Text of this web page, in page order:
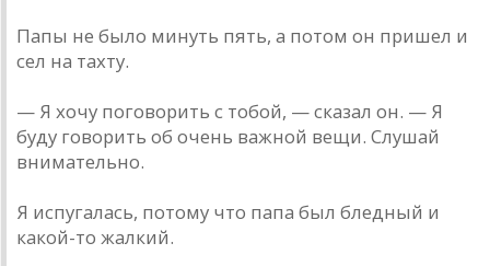
Папы не было минуть пять, а потом он пришел и
сел на тахту.
— Я хочу поговорить с тобой, — сказал он. — Я
буду говорить об очень важной вещи. Слушай
внимательно.
Я испугалась, потому что папа был бледный и
какой-то жалкий.